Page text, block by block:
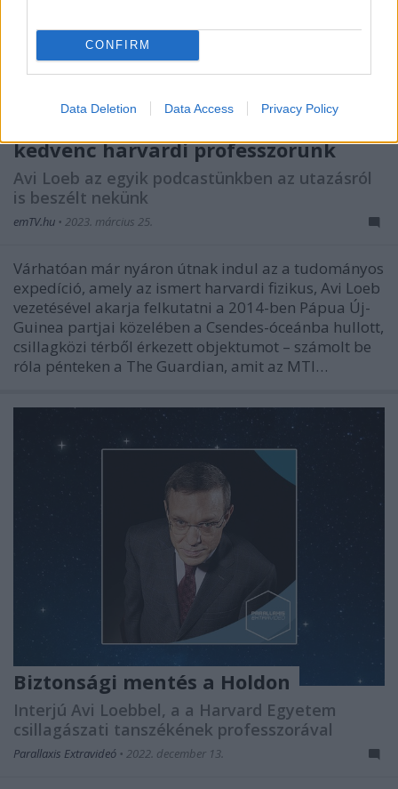
CONFIRM
Data Deletion Data Access Privacy Policy
Félmilliárd forintos útra készül
kedvenc harvardi professzorunk
Avi Loeb az egyik podcastünkben az utazásról
is beszélt nekünk
emTV.hu • 2023. március 25.
Várhatóan már nyáron útnak indul az a tudományos
expedíció, amely az ismert harvardi fizikus, Avi Loeb
vezetésével akarja felkutatni a 2014-ben Pápua Új-
Guinea partjai közelében a Csendes-óceánba hullott,
csillagközi térből érkezett objektumot – számolt be
róla pénteken a The Guardian, amit az MTI…
Biztonsági mentés a Holdon
Interjú Avi Loebbel, a a Harvard Egyetem
csillagászati tanszékének professzorával
Parallaxis Extravideó • 2022. december 13.